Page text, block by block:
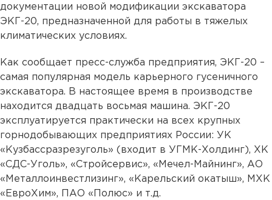
документации новой модификации экскаватора
ЭКГ-20, предназначенной для работы в тяжелых
климатических условиях.
Как сообщает пресс-служба предприятия, ЭКГ-20 –
самая популярная модель карьерного гусеничного
экскаватора. В настоящее время в производстве
находится двадцать восьмая машина. ЭКГ-20
эксплуатируется практически на всех крупных
горнодобывающих предприятиях России: УК
«Кузбассразрезуголь» (входит в УГМК-Холдинг), ХК
«СДС-Уголь», «Стройсервис», «Мечел-Майнинг», АО
«Металлоинвестлизинг», «Карельский окатыш», МХК
«ЕвроХим», ПАО «Полюс» и т.д.